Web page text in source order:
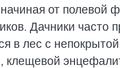
от полевой
Дачники часто
в лес с
клещевой